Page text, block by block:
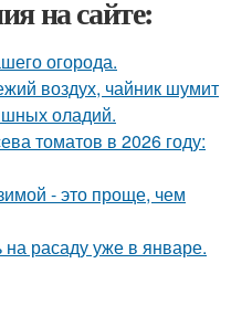
на сайте:
огорода.
воздух, чайник шумит
оладий.
томатов в 2026 году:
- это проще, чем
на расаду уже в январе.